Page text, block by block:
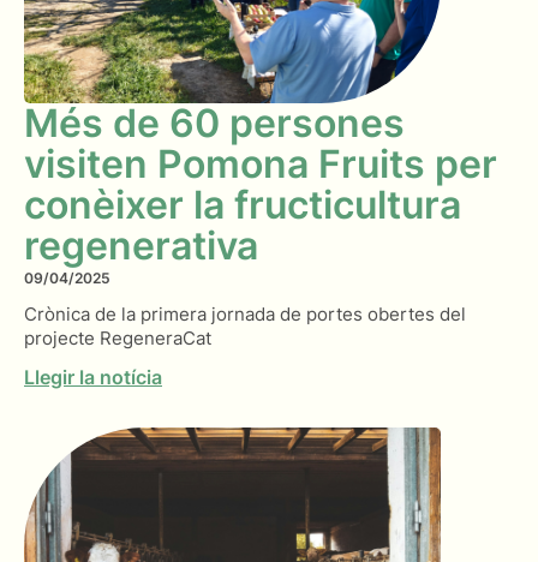
Més de 60 persones
visiten Pomona Fruits per
conèixer la fructicultura
regenerativa
09/04/2025
Crònica de la primera jornada de portes obertes del
projecte RegeneraCat
Llegir la notícia